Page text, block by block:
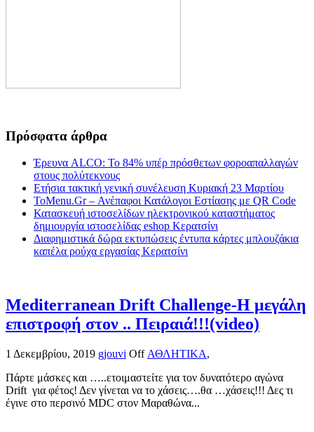
Πρόσφατα άρθρα
Έρευνα ALCO: Το 84% υπέρ πρόσθετων φοροαπαλλαγών
στους πολύτεκνους
Ετήσια τακτική γενική συνέλευση Κυριακή 23 Μαρτίου
ToMenu.Gr – Ανέπαφοι Κατάλογοι Εστίασης με QR Code
Κατασκευή ιστοσελίδων ηλεκτρονικού καταστήματος
δημιουργία ιστοσελίδας eshop Κερατσίνι
Διαφημιστικά δώρα εκτυπώσεις έντυπα κάρτες μπλουζάκια
καπέλα ρούχα εργασίας Κερατσίνι
Mediterranean Drift Challenge-Η μεγάλη
επιστροφή στον .. Πειραιά!!!(video)
1 Δεκεμβρίου, 2019 gjouvi Off ΑΘΛΗΤΙΚΑ,
Πάρτε μάσκες και …..ετοιμαστείτε για τον δυνατότερο αγώνα
Drift για φέτος! Δεν γίνεται να το χάσεις….θα …χάσεις!!! Δες τι
έγινε στο περσινό MDC στον Μαραθώνα...